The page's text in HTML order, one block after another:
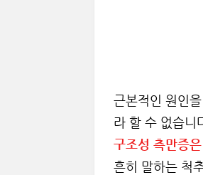
근본적인 원인
라 할 수 없습니
구조성 측만증
흔히 말하는 척